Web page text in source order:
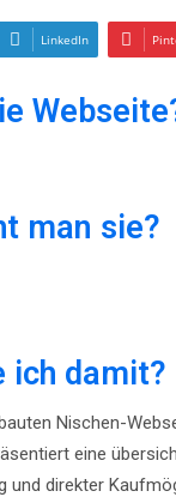
LinkedIn
man sie?
ich damit?
Nischen-
eine
und direkter